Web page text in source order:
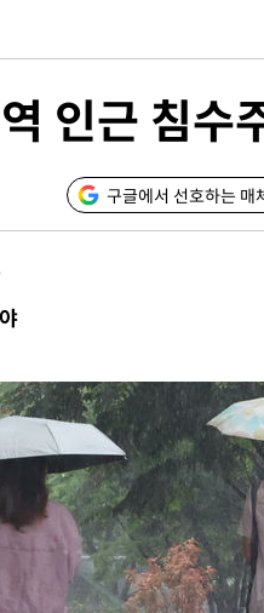
인근 침수
구글에서 선호하는 매